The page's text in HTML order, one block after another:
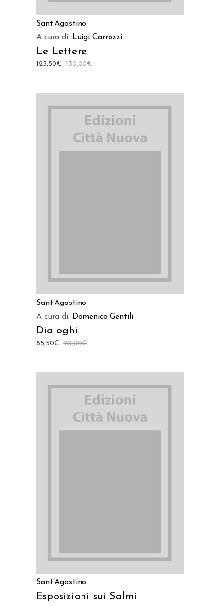
Sant’Agostino
A cura di: Luigi Carrozzi
Le Lettere
130,00€
123,50€
Sant’Agostino
A cura di: Domenico Gentili
Dialoghi
90,00€
85,50€
Sant’Agostino
Esposizioni sui Salmi